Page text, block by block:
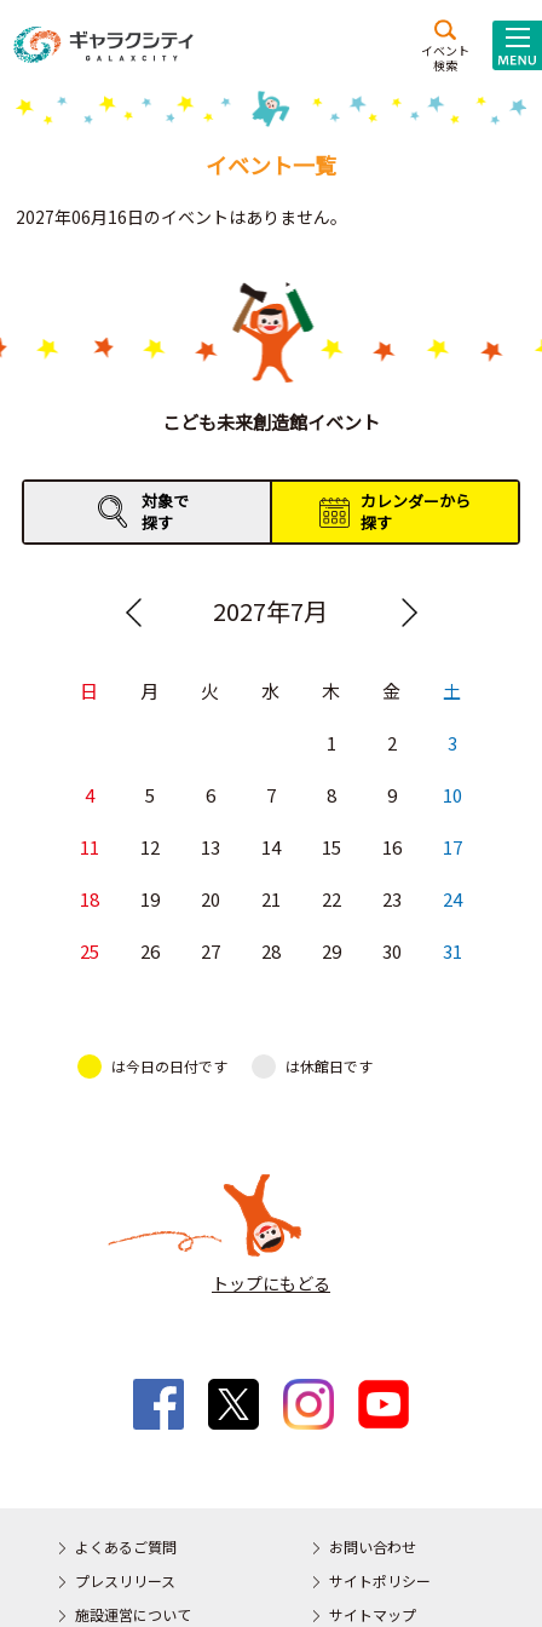
イベント
検索
施設案内
こども
西新井
施設･
Gがくえん
お知らせ
イベントレポート
イベント一覧
2027年06月16日のイベントはありません。
こども未来創造館イベント
対象で
探す
カレンダーから
探す
2027年7月
日 月 火 水 木 金 土
1 2 3
4 5 6 7 8 9 10
11 12 13 14 15 16 17
18 19 20 21 22 23 24
25 26 27 28 29 30 31
は今日の日付です は休館日です
トップにもどる
よくあるご質問
お問い合わせ
プレスリリース
サイトポリシー
施設運営について
サイトマップ